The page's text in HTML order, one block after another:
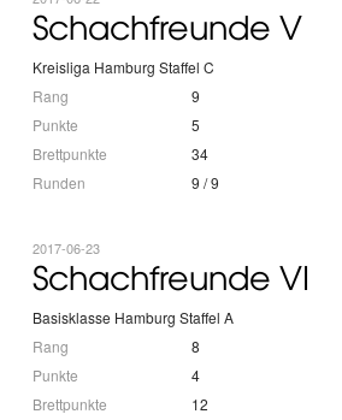
Schachfreunde V
Kreisliga Hamburg Staffel C
Rang
9
Punkte
5
Brettpunkte
34
Runden
9 / 9
2017-06-23
Schachfreunde VI
Basisklasse Hamburg Staffel A
Rang
8
Punkte
4
Brettpunkte
12